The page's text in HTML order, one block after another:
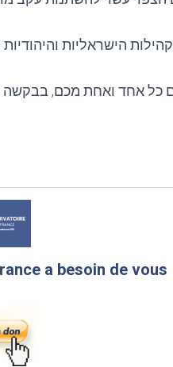
הישראליות והיהודיות
a besoin de vous